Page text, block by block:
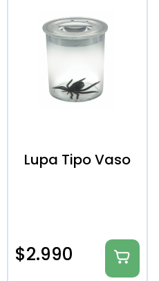
Lupa Tipo Vaso
$2.990